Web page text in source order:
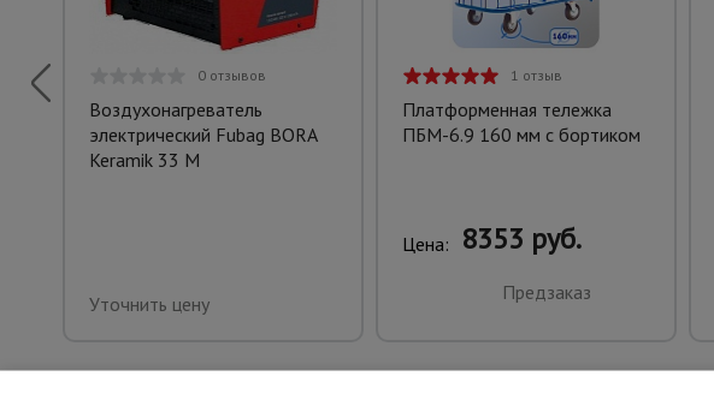
0 отзывов
Воздухонагреватель
электрический Fubag BORA
Keramik 33 M
Уточнить цену
1 отзыв
Платформенная тележка
ПБМ-6.9 160 мм с бортиком
Цена: 8353 руб.
Предзаказ